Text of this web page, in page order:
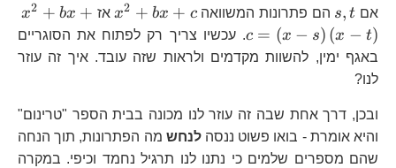
אם
s,t s, t הם פתרונות המשוואהx^{2}+bx+c
x2 + bx + c אז x2 + bx +
c = (x − s) (x − t)
. עכשיו צריך רק לפתוח את הסוגריים
באגף ימין, להשוות מקדמים ולראות שזה עובד. איך זה עוזר
לנו?
ובכן, דרך אחת שבה זה עוזר לנו מכונה בבית הספר "טרינום"
והיא אומרת - בואו פשוט ננסהלנחש מה הפתרונות, תוך הנחה
שהם מספרים שלמים כי נתנו לנו תרגיל נחמד וכיפי. במקרה